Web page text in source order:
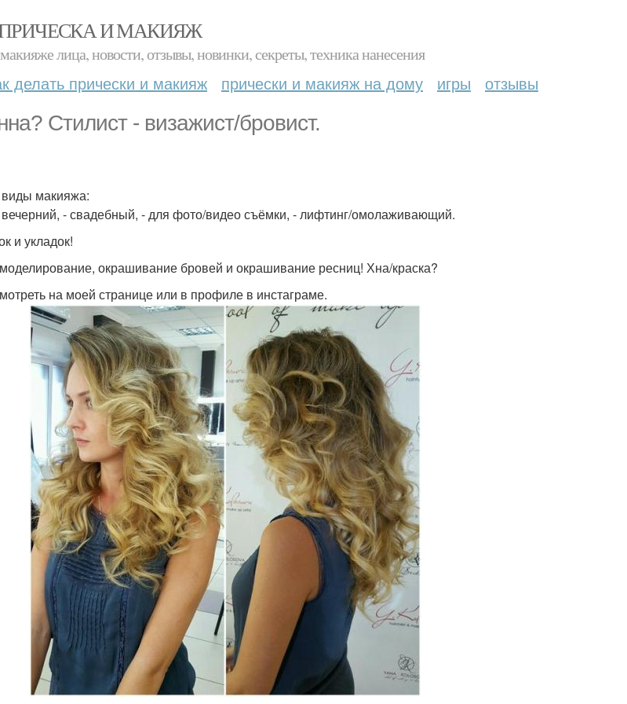
И МАКИЯЖ
лица, новости, отзывы, новинки, секреты, техника нанесения
делать прически и макияж прически и макияж на дому игры отзывы
Стилист - визажист/бровист.
макияжа:
- свадебный, - для фото/видео съёмки, - лифтинг/омолаживающий.
и укладок!
окрашивание бровей и окрашивание ресниц! Хна/краска?
на моей странице или в профиле в инстаграме.